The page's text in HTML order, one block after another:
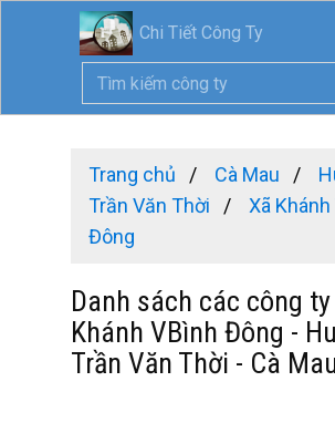
Chi Tiết Công Ty
Trang chủ Cà Mau
Trần Văn Thời
Xã
Đông
Danh sách các công
Khánh VBình Đông -
Trần Văn Thời - Cà